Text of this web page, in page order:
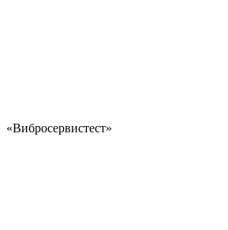
«Вибросервистест»